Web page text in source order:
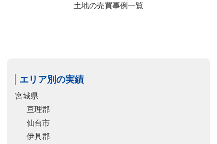
土地の売買事例一覧
エリア別の実績
宮城県
亘理郡
仙台市
伊具郡